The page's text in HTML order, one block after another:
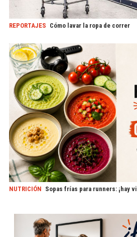
REPORTAJES Cómo lavar la ropa de correr
NUTRICIÓN Sopas frías para runners: ¡hay